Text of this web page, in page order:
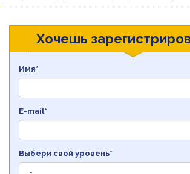
Хочешь
Имя*
E-mail*
Выбери свой уровень*